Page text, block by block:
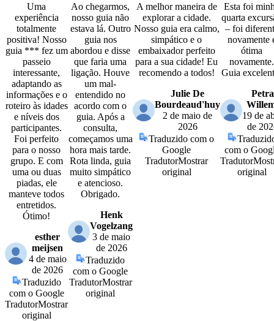
Uma
experiência
totalmente
positiva! Nosso
guia *** fez um
passeio
interessante,
adaptando as
informações e o
roteiro às idades
e níveis dos
participantes.
Foi perfeito
para o nosso
grupo. E com
uma ou duas
piadas, ele
manteve todos
entretidos.
Ótimo!
esther
meijsen
4 de maio
de 2026
Traduzido
com o Google
TradutorMostrar
original
Ao chegarmos,
nosso guia não
estava lá. Outro
guia nos
abordou e disse
que faria uma
ligação. Houve
um mal-
entendido no
acordo com o
guia. Após a
consulta,
começamos uma
hora mais tarde.
Rota linda, guia
muito simpático
e atencioso.
Obrigado.
Henk
Vogelzang
3 de maio
de 2026
Traduzido
com o Google
TradutorMostrar
original
A melhor maneira de
explorar a cidade.
Nosso guia era calmo,
simpático e o
embaixador perfeito
para a sua cidade! Eu
recomendo a todos!
Julie De
Bourdeaud'huy
2 de maio de
2026
Traduzido com o
Google
TradutorMostrar
original
Esta foi
quarta
– foi
novamente
ótima
novamente.
Guia
Petra
19 de
de
com o
Tradutor
original